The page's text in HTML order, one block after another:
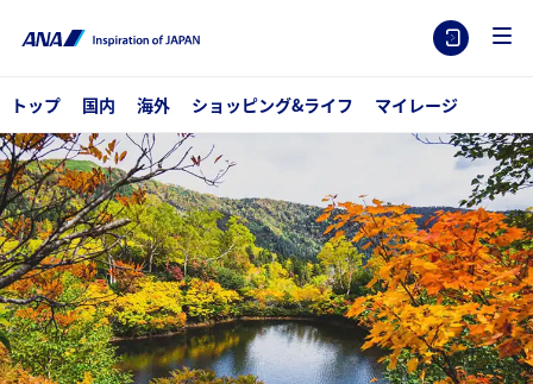
トップ 国内 海外 ショッピング&ライフ マイレージ